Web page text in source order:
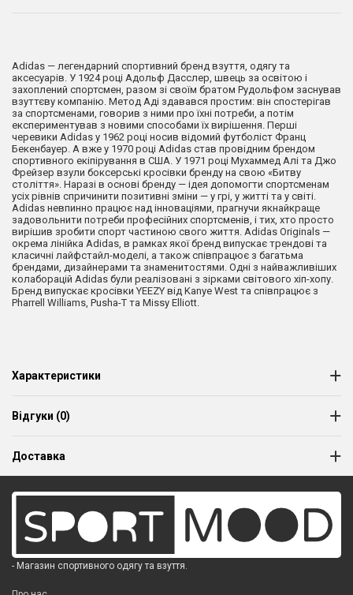
Adidas — легендарний спортивний бренд взуття, одягу та
аксесуарів. У 1924 році Адольф Дасслер, швець за освітою і
захоплений спортсмен, разом зі своїм братом Рудольфом заснував
взуттєву компанію. Метод Аді здавався простим: він спостерігав
за спортсменами, говорив з ними про їхні потреби, а потім
експериментував з новими способами їх вирішення. Перші
черевики Adidas у 1962 році носив відомий футболіст Франц
Бекенбауер. А вже у 1970 році Adidas став провідним брендом
спортивного екіпірування в США. У 1971 році Мухаммед Алі та Джо
Фрейзер взули боксерські кросівки бренду на свою «Битву
століття». Наразі в основі бренду — ідея допомогти спортсменам
усіх рівнів спричинити позитивні зміни — у грі, у житті та у світі.
Adidas невпинно працює над інноваціями, прагнучи якнайкраще
задовольнити потреби професійних спортсменів, і тих, хто просто
вирішив зробити спорт частиною свого життя. Adidas Originals —
окрема лінійка Adidas, в рамках якої бренд випускає трендові та
класичні лайфстайл-моделі, а також співпрацює з багатьма
брендами, дизайнерами та знаменитостями. Одні з найважливіших
колаборацій Adidas були реалізовані з зірками світового хіп-хопу.
Бренд випускає кросівки YEEZY від Kanye West та співпрацює з
Pharrell Williams, Pusha-T та Missy Elliott.
Характеристики
Відгуки (0)
Доставка
- Магазин спортивного одягу та взуття.